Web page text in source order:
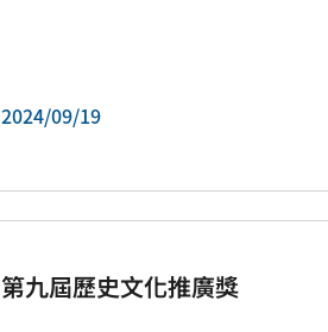
2024/09/19
第九屆歷史文化推廣獎